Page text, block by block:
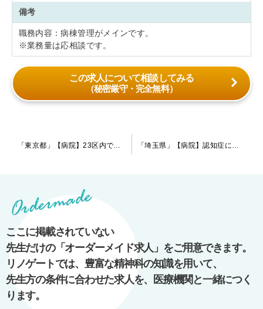
備考
職務内容：病棟管理がメインです。
※業務量は応相談です。
この求人について相談してみる
（秘密厳守・完全無料）
ゲ
シ
ョ
ン
「東京都」【病院】23区内でアクセス環境◎オフの時間を大事にしたい先生にもオススメの病院です！当直は免除も可能。 「埼玉県」【病院】認知症に力を入れている慢性期病院です。給与は相場からすると高めの提示を頂けます。院内託児所も完備していますので子育て中の先生にもオススメです。
ここに掲載されていない
先生だけの「オーダーメイド求人」をご用意できます。
リノゲートでは、豊富な精神科の知識を用いて、
先生方の条件に合わせた求人を、医療機関と一緒につく
ります。